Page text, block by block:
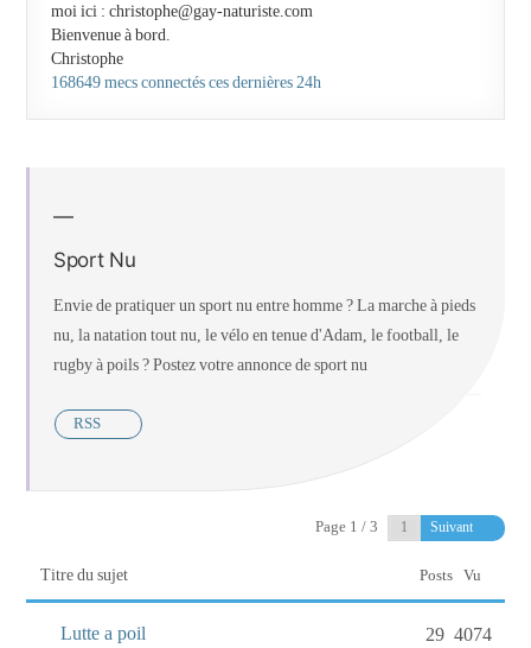
moi ici : christophe@gay-naturiste.com
Bienvenue à bord.
Christophe
168649 mecs connectés ces dernières 24h
Sport Nu
Envie de pratiquer un sport nu entre homme ? La marche à pieds
nu, la natation tout nu, le vélo en tenue d'Adam, le football, le
rugby à poils ? Postez votre annonce de sport nu
RSS
Page 1 / 3 Suivant
Titre du sujet Vu
Posts
Lutte a poil 4074
29